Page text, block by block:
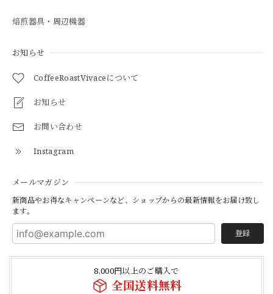
焙煎器具・周辺機器
お知らせ
CoffeeRoastVivaceについて
お知らせ
お問い合わせ
Instagram
メールマガジン
新商品やお得なキャンペーンなど、ショップからの最新情報をお届け致し
ます。
登録
8,000円以上のご購入で
全国送料無料